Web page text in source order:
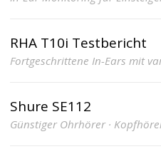
RHA T10i Testbericht
Fortgeschrittene In-Ears mit
Shure SE112
Günstiger Ohrhörer ·